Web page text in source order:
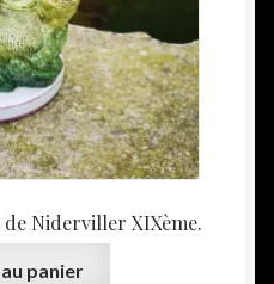
Niderviller XIXème.
panier